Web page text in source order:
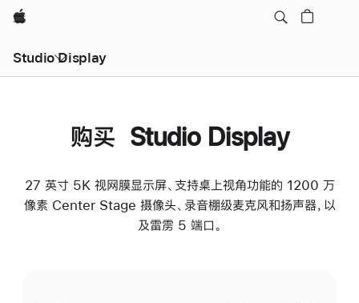
Apple
Studio Display
购买 Studio Display
27 英寸 5K 视网膜显示屏、支持桌上视角功能的 1200 万
像素 Center Stage 摄像头、录音棚级麦克风和扬声器，以
及雷雳 5 端口。